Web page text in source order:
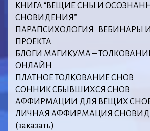
КНИГА “ВЕЩИЕ СНЫ И
СНОВИДЕНИЯ”
ПАРАПСИХОЛОГИЯ ВЕБИНАРЫ
ПРОЕКТА
БЛОГИ МАГИКУМА –
ОНЛАЙН
ПЛАТНОЕ ТОЛКОВАНИЕ СНОВ
СОННИК СБЫВШИХСЯ СНОВ
АФФИРМАЦИИ ДЛЯ ВЕЩИХ
ЛИЧНАЯ АФФИРМАЦИЯ
(заказать)